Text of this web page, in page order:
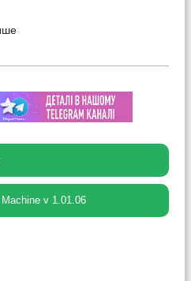
v 1.01.06